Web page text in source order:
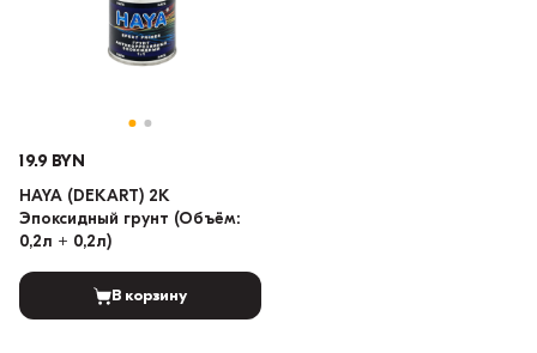
19.9 BYN
HAYA (DEKART) 2K
Эпоксидный грунт (Объём:
0,2л + 0,2л)
В корзину